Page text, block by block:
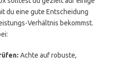
du eine gute Entscheidung
Verhältnis bekommst.
Achte auf robuste,